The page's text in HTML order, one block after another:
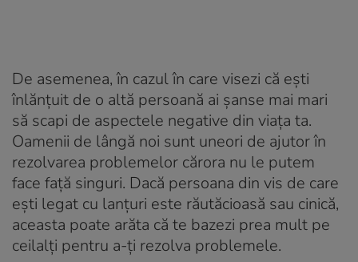
De asemenea, în cazul în care visezi că ești
înlănțuit de o altă persoană ai șanse mai mari
să scapi de aspectele negative din viața ta.
Oamenii de lângă noi sunt uneori de ajutor în
rezolvarea problemelor cărora nu le putem
face față singuri. Dacă persoana din vis de care
ești legat cu lanțuri este răutăcioasă sau cinică,
aceasta poate arăta că te bazezi prea mult pe
ceilalți pentru a-ți rezolva problemele.